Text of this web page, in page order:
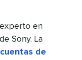
en
Sony. La
de